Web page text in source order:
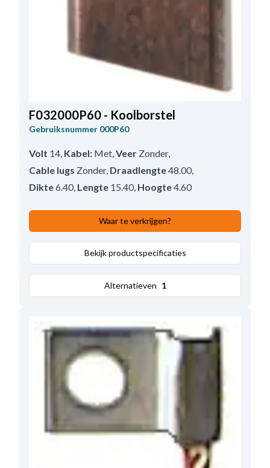
F032000P60 - Koolborstel
Gebruiksnummer 000P60
Volt 14 Kabel: Met Veer Zonder,
Cable lugs Zonder, Draadlengte48.00,
Dikte6.40, Lengte 15.40, Hoogte4.60
Waar te verkrijgen?
Bekijk productspecificaties
Alternatieven 1